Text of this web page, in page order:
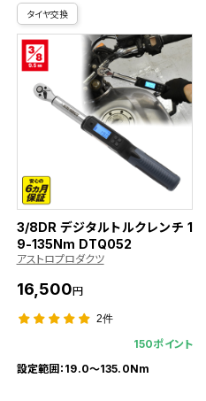
タイヤ交換
3/8DR デジタルトルクレンチ 1
9-135Nm DTQ052
アストロプロダクツ
16,500円
2件
150ポイント
設定範囲：19.0～135.0Nm